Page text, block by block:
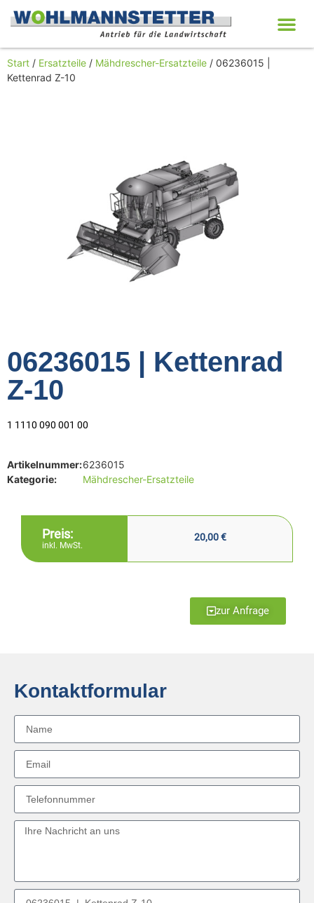
Start / Ersatzteile / Mähdrescher-Ersatzteile / 06236015 |
Kettenrad Z-10
06236015 | Kettenrad
Z-10
1 1110 090 001 00
Artikelnummer:6236015
Kategorie:
Mähdrescher-Ersatzteile
Preis:
inkl. MwSt.
20,00€
zur Anfrage
Kontaktformular